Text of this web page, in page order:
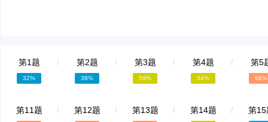
第1题 /
32%
第2题 /
38%
第3题 /
59%
第4题 /
54%
第5
68%
第11题 / 第12题 / 第13题 / 第14题 / 第15